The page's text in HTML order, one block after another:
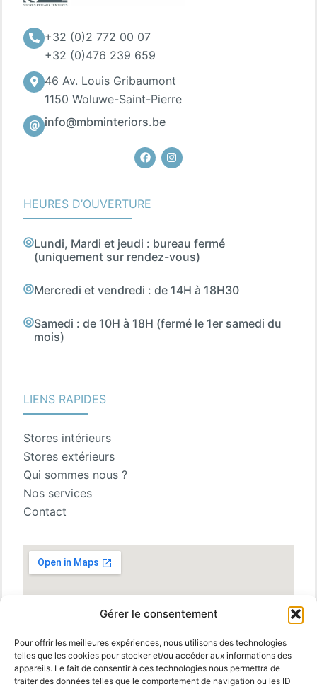
Gérer le consentement
Pour offrir les meilleures expériences, nous utilisons des technologies
telles que les cookies pour stocker et/ou accéder aux informations des
appareils. Le fait de consentir à ces technologies nous permettra de
traiter des données telles que le comportement de navigation ou les ID
+32 (0)2 772 00 07
+32 (0)476 239 659
46 Av. Louis Gribaumont
1150 Woluwe-Saint-Pierre
info@mbminteriors.be
FacebookInstagram
HEURES D’OUVERTURE
Lundi, Mardi et jeudi : bureau fermé
(uniquement sur rendez-vous)
Mercredi et vendredi : de 14H à 18H30
Samedi : de 10H à 18H (fermé le 1er samedi du
mois)
LIENS RAPIDES
Stores intérieurs
Stores extérieurs
Qui sommes nous ?
Nos services
Contact